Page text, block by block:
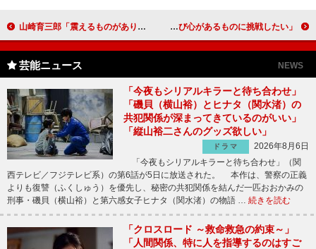
山崎育三郎「震えるものがありました」 名探偵コナンとの“共演”に感動 桜井日奈子、ジャージー姿が多かった学生時代 「大人っぽく遊び心があるものに挑戦したい」
芸能ニュース NEWS
「今夜もシリアルキラーと待ち合わせ」
「磯貝（横山裕）とヒナタ（関水渚）の
共犯関係が深まってきているのがいい」
「縦山裕二さんのグッズ欲しい」
ドラマ
2026年8月6日
「今夜もシリアルキラーと待ち合わせ」（関
西テレビ／フジテレビ系）の第6話が5日に放送された。 本作は、警察の正義
よりも復讐（ふくしゅう）を優先し、秘密の共犯関係を結んだ一匹おおかみの
刑事・磯貝（横山裕）と第六感女子ヒナタ（関水渚）の物語 … 続きを読む
「クロスロード ～救命救急の約束～」
「人間関係、特に人を指導するのはすご